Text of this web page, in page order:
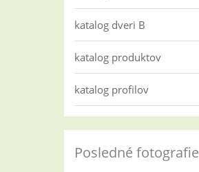
katalog dveri B
katalog produktov
katalog profilov
Posledné fotografie